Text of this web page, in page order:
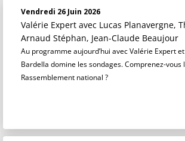
Vendredi 26 Juin 2026
Valérie Expert avec Lucas Planavergne,
Arnaud Stéphan, Jean-Claude Beaujour
Au programme aujourd’hui avec Valérie Expert
Bardella domine les sondages. Comprenez-vous
Rassemblement national ?